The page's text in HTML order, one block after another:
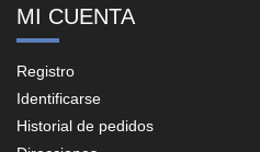
MI CUENTA
Registro
Identificarse
Historial de pedidos